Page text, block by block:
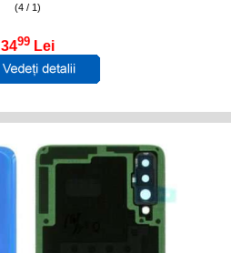
(4 / 1)
3499 Lei